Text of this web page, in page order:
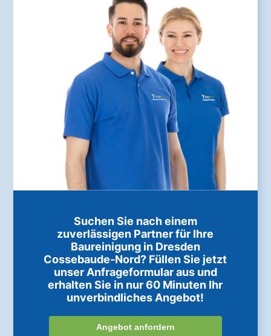
Suchen Sie nach einem
zuverlässigen Partner für Ihre
Baureinigung in Dresden
Cossebaude-Nord? Füllen Sie jetzt
unser Anfrageformular aus und
erhalten Sie in nur 60 Minuten Ihr
unverbindliches Angebot!
Angebot anfordern